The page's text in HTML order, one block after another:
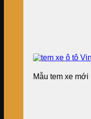
Mẫu tem xe mới